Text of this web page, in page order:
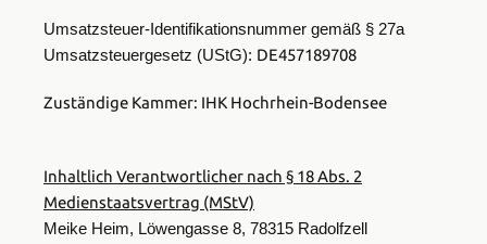
Umsatzsteuer-Identifikationsnummer gemäß § 27a
Umsatzsteuergesetz (UStG): DE457189708
Zuständige Kammer: IHK Hochrhein-Bodensee
Inhaltlich Verantwortlicher nach § 18 Abs. 2
Medienstaatsvertrag (MStV)
Meike Heim, Löwengasse 8, 78315 Radolfzell